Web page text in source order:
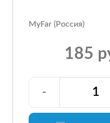
MyFar (Россия)
185
-